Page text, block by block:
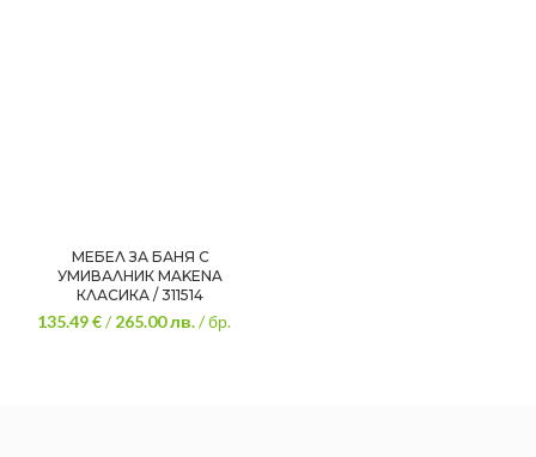
МЕБЕЛ ЗА БАНЯ С
УМИВАЛНИК MAKENA
КЛАСИКА / 311514
135.49 €/265.00лв./ бр.